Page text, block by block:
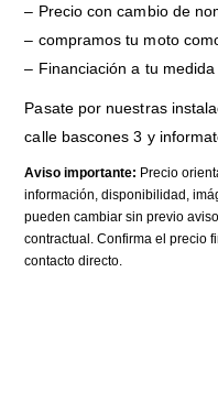
– Precio con cambio de
– compramos tu moto
– Financiación a tu
Pasate por nuestras
calle bascones 3 y
Aviso importante: Precio
información, disponibilidad,
pueden cambiar sin previo
contractual. Confirma el precio
contacto directo.